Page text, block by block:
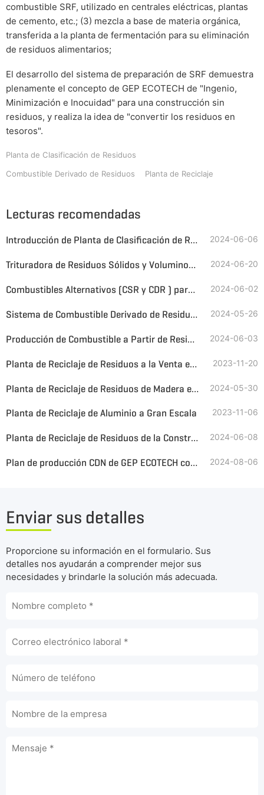
combustible SRF, utilizado en centrales eléctricas, plantas
de cemento, etc.; (3) mezcla a base de materia orgánica,
transferida a la planta de fermentación para su eliminación
de residuos alimentarios;
El desarrollo del sistema de preparación de SRF demuestra
plenamente el concepto de GEP ECOTECH de "Ingenio,
Minimización e Inocuidad" para una construcción sin
residuos, y realiza la idea de "convertir los residuos en
tesoros".
Planta de Clasificación de Residuos
Combustible Derivado de Residuos Planta de Reciclaje
Lecturas recomendadas
Introducción de Planta de Clasificación de Residuos Sólidos 2024-06-06
Trituradora de Residuos Sólidos y Voluminosos 2024-06-20
Combustibles Alternativos (CSR y CDR ) para la Reducción de Energía y Carbono en la Industria Cementera 2024-06-02
Sistema de Combustible Derivado de Residuos para Planta de Cemento 2024-05-26
Producción de Combustible a Partir de Residuos Domésticos 2024-06-03
Planta de Reciclaje de Residuos a la Venta en Rusia 2023-11-20
Planta de Reciclaje de Residuos de Madera en Venta 2024-05-30
Planta de Reciclaje de Aluminio a Gran Escala 2023-11-06
Planta de Reciclaje de Residuos de la Construcción en Venta en América Latina 2024-06-08
Plan de producción CDN de GEP ECOTECH continúa proporcionando combustible para Macao 2024-08-06
Enviar sus detalles
Proporcione su información en el formulario. Sus
detalles nos ayudarán a comprender mejor sus
necesidades y brindarle la solución más adecuada.